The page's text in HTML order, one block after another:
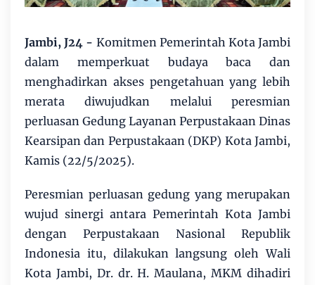
Jambi, J24 - Komitmen Pemerintah Kota Jambi
dalam memperkuat budaya baca dan
menghadirkan akses pengetahuan yang lebih
merata diwujudkan melalui peresmian
perluasan Gedung Layanan Perpustakaan Dinas
Kearsipan dan Perpustakaan (DKP) Kota Jambi,
Kamis (22/5/2025).
Peresmian perluasan gedung yang merupakan
wujud sinergi antara Pemerintah Kota Jambi
dengan Perpustakaan Nasional Republik
Indonesia itu, dilakukan langsung oleh Wali
Kota Jambi, Dr. dr. H. Maulana, MKM dihadiri